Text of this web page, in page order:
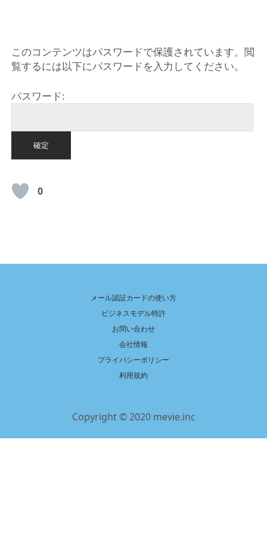
このコンテンツはパスワードで保護されています。閲
覧するには以下にパスワードを入力してください。
パスワード:
0
メール認証カードの使い方
ビジネスモデル特許
お問い合わせ
会社情報
プライバシーポリシー
利用規約
Copyright © 2020 mevie.inc